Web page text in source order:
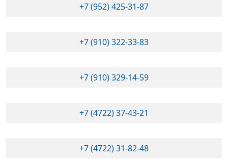
+7 (952) 425-31-87
+7 (910) 322-33-83
+7 (910) 329-14-59
+7 (4722) 37-43-21
+7 (4722) 31-82-48